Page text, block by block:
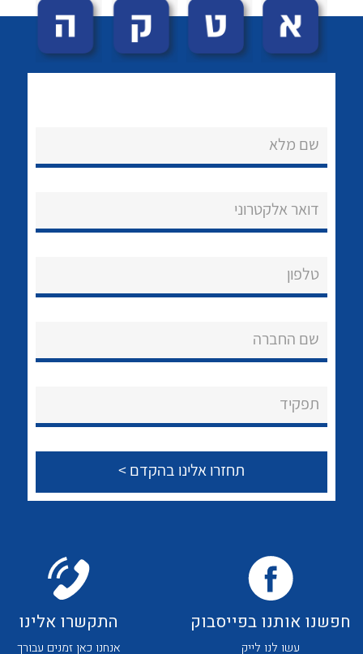
הצוות שלנו
שירותי תמיכה
לכל מוצרי היצרן לכל מוצרי היצרן
שם מלא
דואר אלקטרוני
טלפון
שם החברה
תפקיד
חפשנו אותנו בפייסבוק
עשו לנו לייק
התקשרו אלינו
אנחנו כאן זמנים עבורך